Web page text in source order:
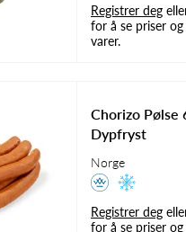
Registrer deg
for å se priser
varer.
Chorizo Pølse
Dypfryst
Norge
Registrer deg
for å se priser